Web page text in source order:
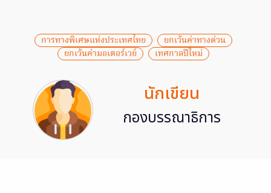
การทางพิเศษแห่งประเทศไทย
ยกเว้นค่าทางด่วน
ยกเว้นค่ามอเตอร์เวย์
เทศกาลปีใหม่
นักเขียน
กองบรรณาธิการ